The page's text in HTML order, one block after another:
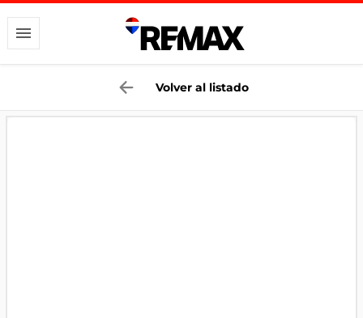
Volver al listado